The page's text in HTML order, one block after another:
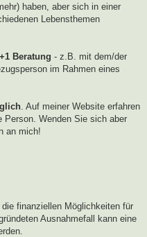
haben, aber sich in einer
Lebensthemen
Beratung - z.B. mit dem/der
im Rahmen eines
. Auf meiner Website erfahren
Person. Wenden Sie sich aber
an mich!
finanziellen Möglichkeiten für
Ausnahmefall kann eine